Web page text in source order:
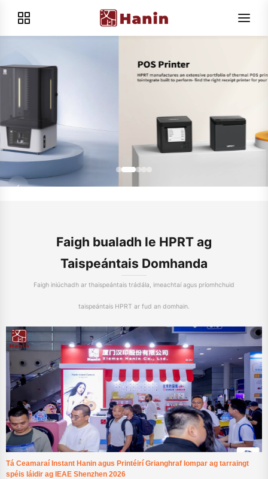
Faigh bualadh le HPRT ag
Taispeántais Domhanda
Faigh iniúchadh ar thaispeántais trádála, imeachtaí agus príomhchuid
taispeántais HPRT ar fud an domhain.
Tá Ceamaraí Instant Hanin agus Printéirí Grianghraf Iompar ag tarraingt
spéis láidir ag IEAE Shenzhen 2026